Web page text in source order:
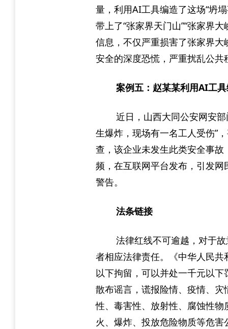
量，利用AI工具编造了这场“坍
带上了“张家界天门山”“张家界
信息，不仅严重损害了张家界
安全的深度恐慌，严重扰乱公
案例五：赵某某利用AI工
近日，山西大同公安网安
生爆炸，现场有一名工人受伤”
查，该企业未发生此类安全事
频，在互联网平台发布，引发
警告。
法条链接
法律红线不可逾越，对于
者相应法律责任。《中华人民
以下拘留，可以并处一千元以
散布谣言，谎报险情、疫情、
性、毒害性、放射性、腐蚀性
火、爆炸、投放危险物质等危